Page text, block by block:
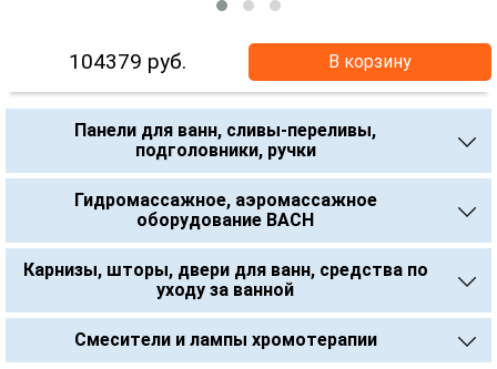
104379 руб. В корзину
Панели для ванн, сливы-переливы,
подголовники, ручки
Гидромассажное, аэромассажное
оборудование BACH
Карнизы, шторы, двери для ванн, средства по
уходу за ванной
Смесители и лампы хромотерапии